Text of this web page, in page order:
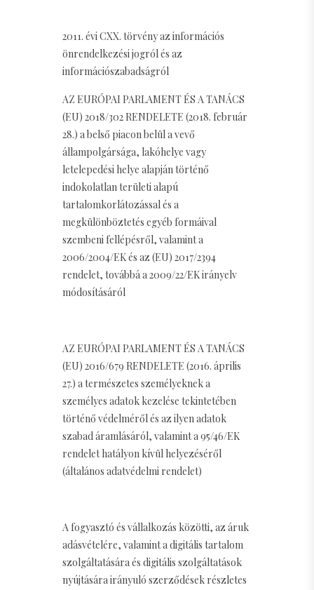
2011. évi CXX. törvény az információs
önrendelkezési jogról és az
információszabadságról
AZ EURÓPAI PARLAMENT ÉS A TANÁCS
(EU) 2018/302 RENDELETE (2018. február
28.) a belső piacon belül a vevő
állampolgársága, lakóhelye vagy
letelepedési helye alapján történő
indokolatlan területi alapú
tartalomkorlátozással és a
megkülönböztetés egyéb formáival
szembeni fellépésről, valamint a
2006/2004/EK és az (EU) 2017/2394
rendelet, továbbá a 2009/22/EK irányelv
módosításáról
AZ EURÓPAI PARLAMENT ÉS A TANÁCS
(EU) 2016/679 RENDELETE (2016. április
27.) a természetes személyeknek a
személyes adatok kezelése tekintetében
történő védelméről és az ilyen adatok
szabad áramlásáról, valamint a 95/46/EK
rendelet hatályon kívül helyezéséről
(általános adatvédelmi rendelet)
A fogyasztó és vállalkozás közötti, az áruk
adásvételére, valamint a digitális tartalom
szolgáltatására és digitális szolgáltatások
nyújtására irányuló szerződések részletes